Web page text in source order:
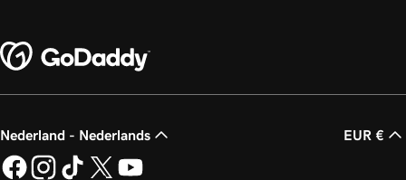
Nederland - Nederlands EUR €